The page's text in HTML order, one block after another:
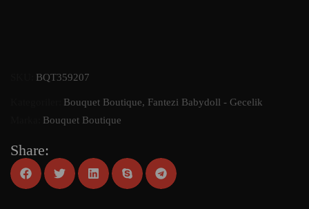
BQT359207
Bouquet Boutique, Fantezi Babydoll - Gecelik
Bouquet Boutique
Share: